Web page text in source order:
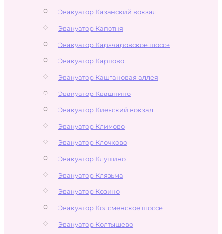
Эвакуатор Казанский вокзал
Эвакуатор Капотня
Эвакуатор Карачаровское шоссе
Эвакуатор Карпово
Эвакуатор Каштановая аллея
Эвакуатор Квашнино
Эвакуатор Киевский вокзал
Эвакуатор Климово
Эвакуатор Клочково
Эвакуатор Клушино
Эвакуатор Клязьма
Эвакуатор Козино
Эвакуатор Коломенское шоссе
Эвакуатор Колтышево